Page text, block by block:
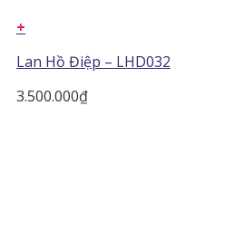
+
Lan Hồ Điệp – LHD032
3.500.000₫